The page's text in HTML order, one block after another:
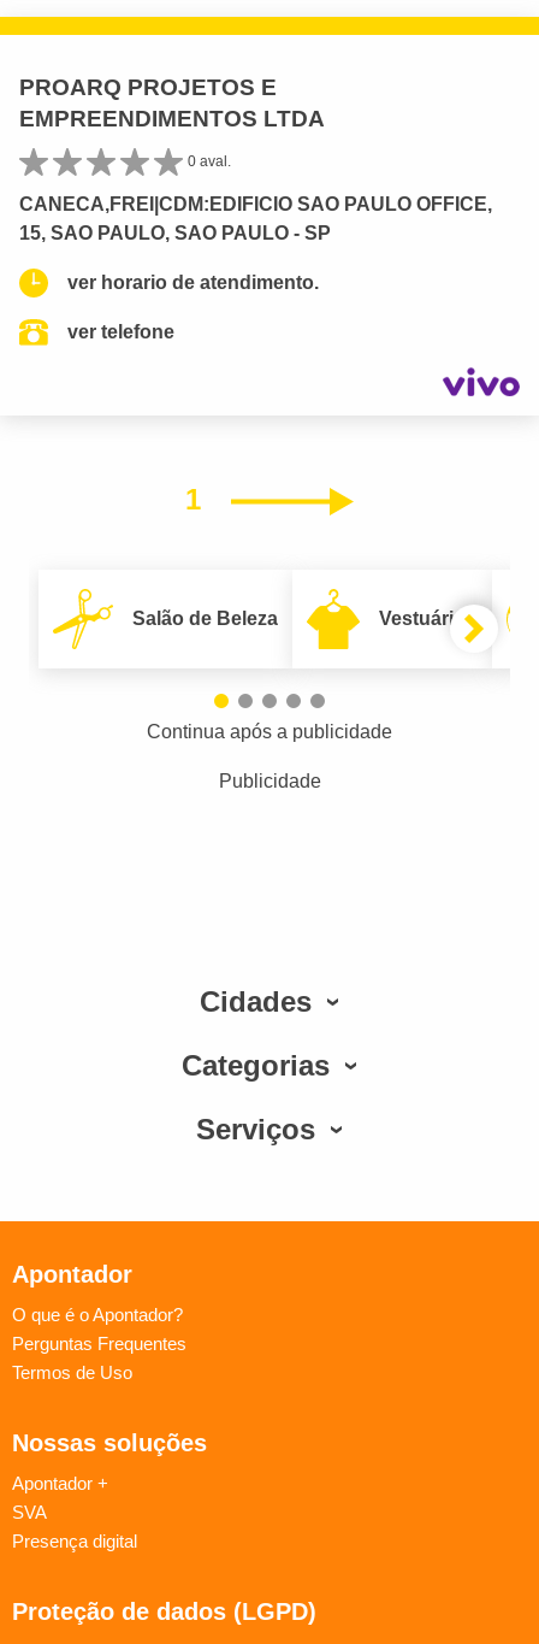
PROARQ PROJETOS E
EMPREENDIMENTOS LTDA
0 aval.
CANECA,FREI|CDM:EDIFICIO SAO PAULO OFFICE,
15, SAO PAULO, SAO PAULO - SP
ver horario de atendimento.
ver telefone
1 Próximo
Salão de Beleza Vestuário
Continua após a publicidade
Publicidade
Cidades
Categorias
Serviços
Apontador
O que é o Apontador?
Perguntas Frequentes
Termos de Uso
Nossas soluções
Apontador +
SVA
Presença digital
Proteção de dados (LGPD)